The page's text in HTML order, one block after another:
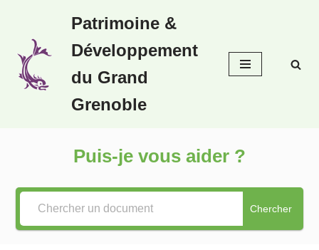
au
contenu
Patrimoine &
Développement
du Grand
Grenoble
Puis-je vous aider ?
Chercher